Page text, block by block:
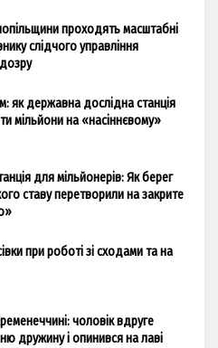
проходять масштабні
слідчого управління
як державна дослідна станція
мільйони на «насіннєвому»
для мільйонерів: Як берег
ставу перетворили на закрите
при роботі зі сходами та на
чоловік вдруге
дружину і опинився на лаві